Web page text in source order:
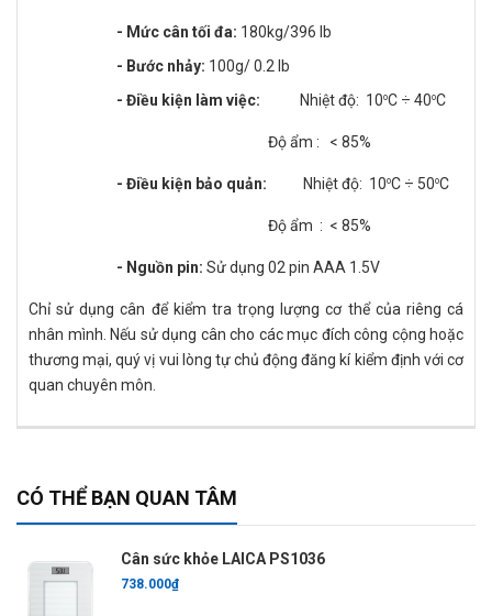
- Mức cân tối đa: 180kg/396 lb
- Bước nhảy: 100g/ 0.2 lb
- Điều kiện làm việc: Nhiệt độ: 10oC ÷ 40oC
Độ ẩm : < 85%
- Điều kiện bảo quản: Nhiệt độ: 10oC ÷ 50oC
Độ ẩm : < 85%
- Nguồn pin: Sử dụng 02 pin AAA 1.5V
Chỉ sử dụng cân để kiểm tra trọng lượng cơ thể của riêng cá
nhân mình. Nếu sử dụng cân cho các mục đích công cộng hoặc
thương mại, quý vị vui lòng tự chủ động đăng kí kiểm định với cơ
quan chuyên môn.
CÓ THỂ BẠN QUAN TÂM
Cân sức khỏe LAICA PS1036
738.000₫